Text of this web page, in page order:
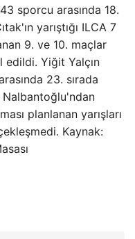
sporcu arasında 18.
yarıştığı ILCA 7
9. ve 10. maçlar
Yiğit Yalçın
23. sırada
Nalbantoğlu'ndan
planlanan yarışları
Kaynak: